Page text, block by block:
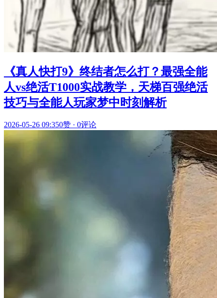
《真人快打9》终结者怎么打？最强全能
人vs绝活T1000实战教学，天梯百强绝活
技巧与全能人玩家梦中时刻解析
2026-05-26 09:350赞 · 0评论